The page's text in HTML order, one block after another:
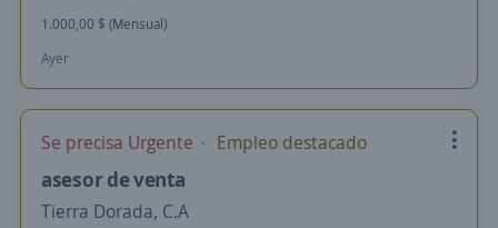
1.000,00 $ (Mensual)
Ayer
Se precisa Urgente Empleo destacado
asesor de venta
Tierra Dorada, C.A